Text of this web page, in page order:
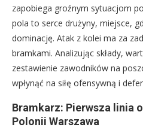
zapobiega groźnym sytuacjom
pola to serce drużyny, miejsce,
dominację. Atak z kolei ma za
bramkami. Analizując składy,
zestawienie zawodników na
wpłynąć na siłę ofensywną i
Bramkarz: Pierwsza linia
Polonii Warszawa